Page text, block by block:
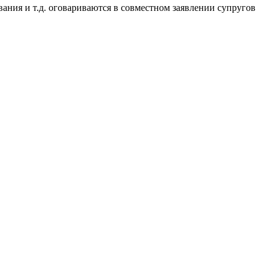
и т.д. оговариваются в совместном заявлении супругов